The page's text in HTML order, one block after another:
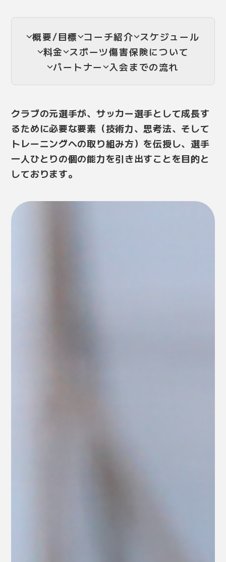
概要/目標 コーチ紹介 スケジュール
料金 スポーツ傷害保険について
パートナー 入会までの流れ
クラブの元選手が、サッカー選手として成長す
るために必要な要素（技術力、思考法、そして
トレーニングへの取り組み方）を伝授し、選手
一人ひとりの個の能力を引き出すことを目的と
しております。